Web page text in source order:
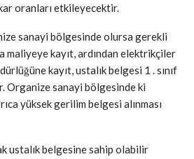
oranları etkileyecektir.
sanayi bölgesinde olursa gerekli
maliyeye kayıt, ardından elektrikçiler
kayıt, ustalık belgesi 1 . sınıf
Organize sanayi bölgesinde ki
yüksek gerilim belgesi alınması
ustalık belgesine sahip olabilir